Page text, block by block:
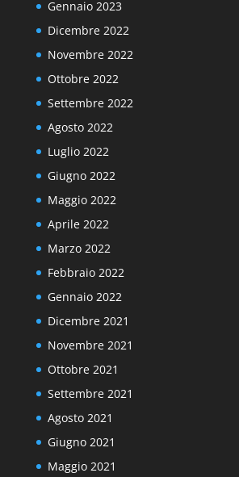
Gennaio 2023
Dicembre 2022
Novembre 2022
Ottobre 2022
Settembre 2022
Agosto 2022
Luglio 2022
Giugno 2022
Maggio 2022
Aprile 2022
Marzo 2022
Febbraio 2022
Gennaio 2022
Dicembre 2021
Novembre 2021
Ottobre 2021
Settembre 2021
Agosto 2021
Giugno 2021
Maggio 2021